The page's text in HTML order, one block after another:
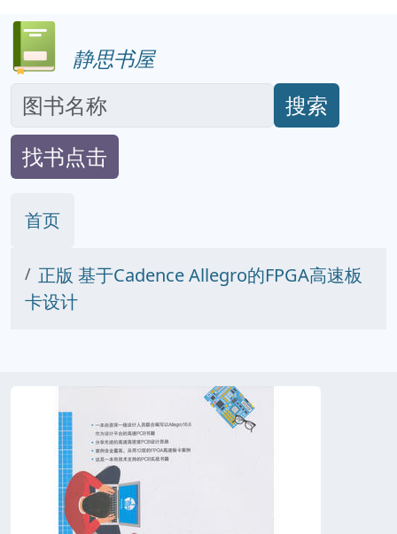
静思书屋
搜索
找书点击
首页
正版 基于Cadence Allegro的FPGA高速板
卡设计